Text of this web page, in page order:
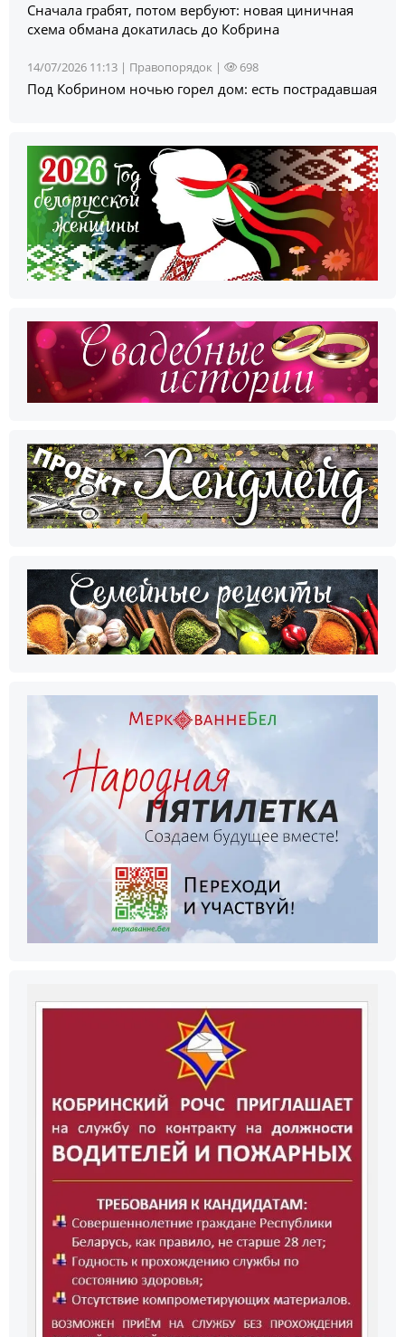
Сначала грабят, потом вербуют: новая циничная
схема обмана докатилась до Кобрина
14/07/2026 11:13 | Правопорядок | 698
Под Кобрином ночью горел дом: есть пострадавшая